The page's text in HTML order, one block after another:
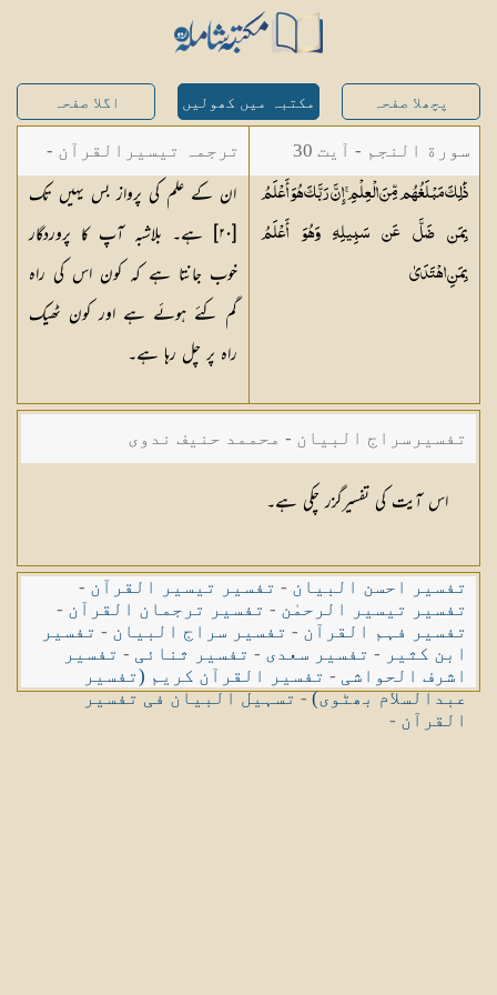
پچھلا صفحہ مکتبہ میں کھولیں اگلا صفحہ
سورة النجم - آیت 30
ذَٰلِكَ مَبْلَغُهُم مِّنَ الْعِلْمِ ۚ إِنَّ رَبَّكَ هُوَ أَعْلَمُ
بِمَن ضَلَّ عَن سَبِيلِهِ وَهُوَ أَعْلَمُ
بِمَنِاهْتَدَىٰ
ترجمہ تیسیرالقرآن -
مولانا عبد الرحمن
کیلانی
ان کے علم کی پرواز بس یہیں تک
[٢٠] ہے۔ بلاشبہ آپ کا پروردگار
خوب جانتا ہے کہ کون اس کی راہ
گم کئے ہوئے ہے اور کون ٹھیک
راہ پر چل رہا ہے۔
تفسیرسراج البیان - محممد حنیف ندوی
اس آیت کی تفسیرگزر چکی ہے۔
تفسیر احسن البیان - تفسیر تیسیر القرآن -
تفسیر تیسیر الرحمٰن - تفسیر ترجمان القرآن -
تفسیر فہم القرآن - تفسیر سراج البیان - تفسیر
ابن کثیر - تفسیر سعدی - تفسیر ثنائی - تفسیر
اشرف الحواشی - تفسیر القرآن کریم (تفسیر
عبدالسلام بھٹوی)-تسہیل البیان فی تفسیر
القرآن -